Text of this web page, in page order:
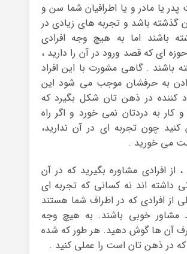
یا مادر و یا اطرافیان شما سن و
گذشته باشد و تجربه های زیادی در
باشند اما به هیچ وجه افرادی
ای که قصد ورود در آن را دارید ،
باشند . گاهی مشورت با این افراد
به حرفشان موجب می شود این
کننده در ذهن تان شکل بگیرد که
به دردتان نمی خورد و اگر راه
کنید چون تجربه ای در آن ندارید،
می خورید .
از افرادی مشاوره بگیرید که در آن
داشته اند نه کسانی که تجربه ای
از افرادی که در اطراف شما هستند
مشاور خوبی باشند. به هیچ وجه
آن ها گوش دهید. هر طور که شده
که در ذهن تان است را عملی کنید .